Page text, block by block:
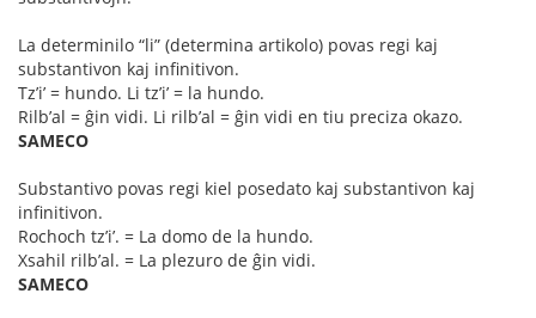
La determinilo “li” (determina artikolo) povas regi kaj
substantivon kaj infinitivon.
Tz’i’ = hundo. Li tz’i’ = la hundo.
Rilb’al = ĝin vidi. Li rilb’al = ĝin vidi en tiu preciza okazo.
SAMECO
Substantivo povas regi kiel posedato kaj substantivon kaj
infinitivon.
Rochoch tz’i’. = La domo de la hundo.
Xsahil rilb’al. = La plezuro de ĝin vidi.
SAMECO